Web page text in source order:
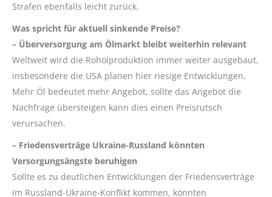
Strafen ebenfalls leicht zurück.
Was spricht für aktuell sinkende Preise?
– Überversorgung am Ölmarkt bleibt weiterhin relevant
Weltweit wird die Rohölproduktion immer weiter ausgebaut,
insbesondere die USA planen hier riesige Entwicklungen.
Mehr Öl bedeutet mehr Angebot, sollte das Angebot die
Nachfrage übersteigen kann dies einen Preisrutsch
verursachen.
– Friedensverträge Ukraine-Russland könnten
Versorgungsängste beruhigen
Sollte es zu deutlichen Entwicklungen der Friedensverträge
im Russland-Ukraine-Konflikt kommen, könnten